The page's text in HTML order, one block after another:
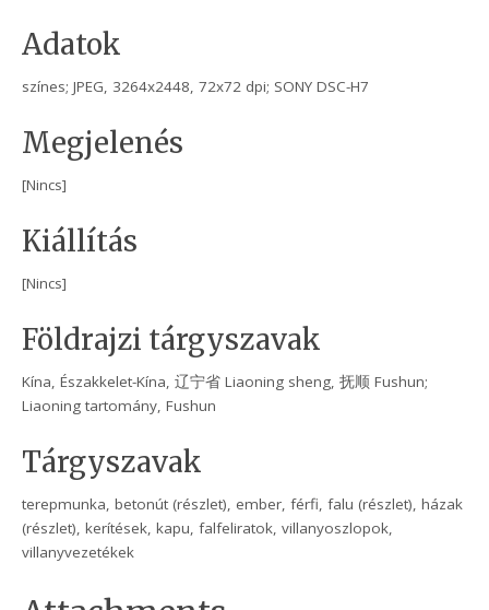
Adatok
színes; JPEG, 3264x2448, 72x72 dpi; SONY DSC-H7
Megjelenés
[Nincs]
Kiállítás
[Nincs]
Földrajzi tárgyszavak
Kína, Északkelet-Kína, 辽宁省 Liaoning sheng, 抚顺 Fushun;
Liaoning tartomány, Fushun
Tárgyszavak
terepmunka, betonút (részlet), ember, férfi, falu (részlet), házak
(részlet), kerítések, kapu, falfeliratok, villanyoszlopok,
villanyvezetékek